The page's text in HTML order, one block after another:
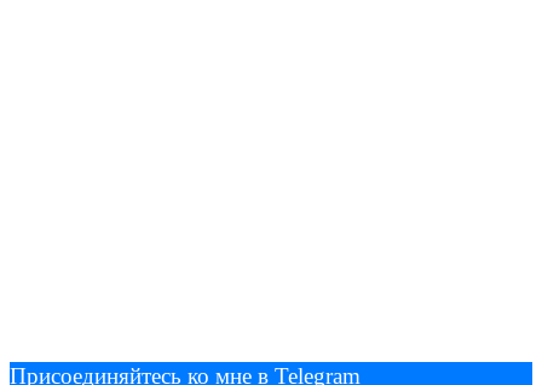
Присоединяйтесь ко мне в Telegram